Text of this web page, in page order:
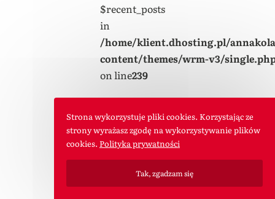
$recent_posts
in
/home/klient.dhosting.pl/
content/themes/wrm-v3/
on line239
: foreach()
argument must
be of type
array|object,
null given in
Strona wykorzystuje pliki cookies. Korzystając ze
strony wyrażasz zgodę na wykorzystywanie plików
cookies. Polityka prywatności
Tak, zgadzam się